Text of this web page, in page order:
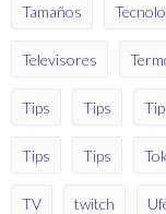
Tamaños
Televisores
Tips Tips
Tips Tips
TV twitch